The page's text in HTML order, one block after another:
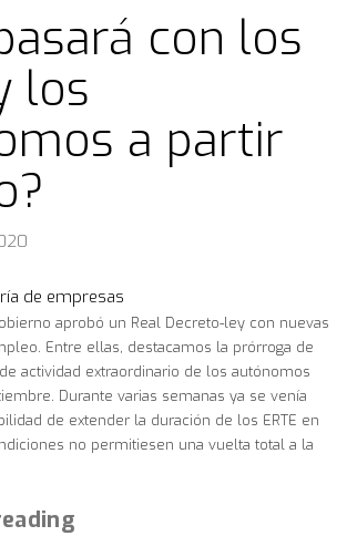
con los
los
a partir
de empresas
aprobó un Real Decreto-ley con nuevas
Entre ellas, destacamos la prórroga de
actividad extraordinario de los autónomos
Durante varias semanas ya se venía
de extender la duración de los ERTE en
no permitiesen una vuelta total a la